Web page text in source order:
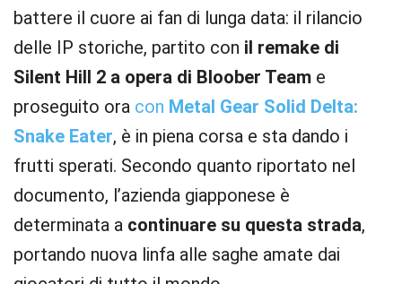
battere il cuore ai fan di lunga data: il rilancio
delle IP storiche, partito con il remake di
Silent Hill 2 a opera di Bloober Team e
proseguito ora con Metal Gear Solid Delta:
Snake Eater, è in piena corsa e sta dando i
frutti sperati. Secondo quanto riportato nel
documento, l’azienda giapponese è
determinata a continuare su questa strada,
portando nuova linfa alle saghe amate dai